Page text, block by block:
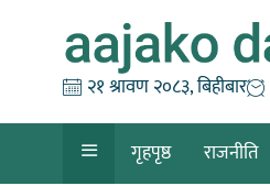
२१ श्रावण २०८३, बिहीबार
गृहपृष्ठ राजनीति